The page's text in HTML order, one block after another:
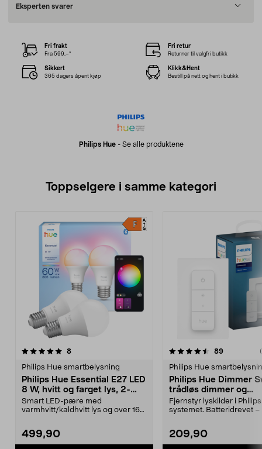
Eksperten svarer
Philips Hue- Se alle produktene
Fri frakt
Fra 599,–*
Fri retur
Returner til valgfri butikk
Sikkert
365 dagers åpent kjøp
Klikk&Hent
Bestill på nett og hent i butikk
Toppselgere i samme kategori
8anmeldelser
Philips Hue smartbelysning
Philips Hue Essential E27 LED
8 W, hvitt og farget lys, 2-
pakning
Smart LED-pære med
varmhvitt/kaldhvitt lys og over 16
499,90
4.5 av 5 stjerner 89
Philips Hue
Philips Hue Dimmer
trådløs dimmer og
fjernkontroll
Fjernstyr lyskilder i
systemet. Batteridrevet –
209,90
0.0 av 5 stjerner